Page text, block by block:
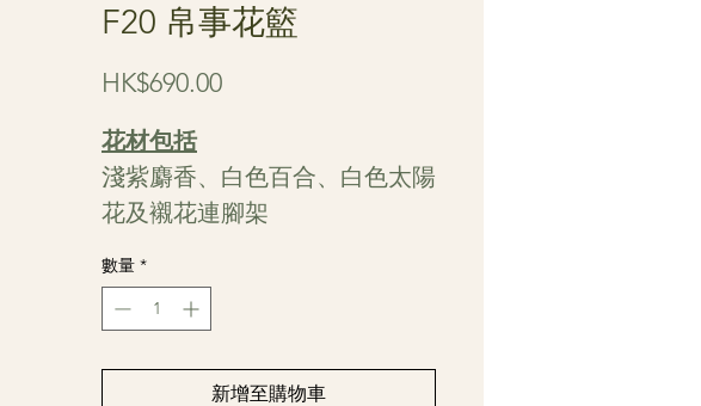
F20 帛事花籃
HK$690.00價
花材包括
淺紫麝香、白色百合、白色太陽
花及襯花連腳架
數量 *
新增至購物車